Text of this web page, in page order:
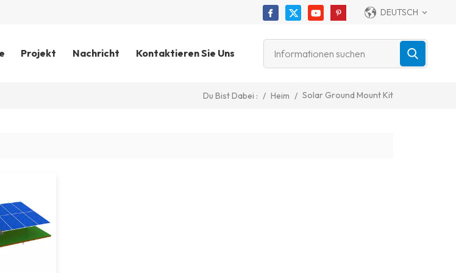
DEUTSCH
Projekt Nachricht Kontaktieren Sie Uns
Du Bist Dabei : / Heim / Solar Ground Mount Kit